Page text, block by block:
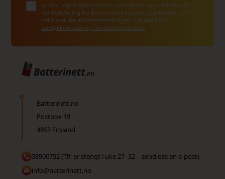
Ja takk, jeg vil gjerne motta nyhetsbrev og skreddersydd
markedsføring fra Batterinett på e-post. Jeg kan når som
helst avslutte abonnementet igjen. Les mer i vår
samtykkeerklæring for elektronisk post
Batterinett.no
Postbox 19
4855 Froland
38900752 (Tlf. er stengt i uke 27–32 – send oss en e-post)
info@batterinett.no